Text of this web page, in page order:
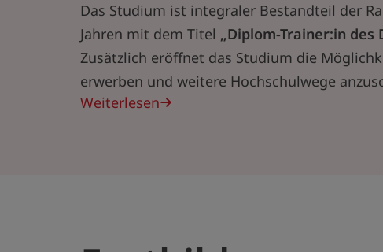
Das Studium ist integraler Bestandteil der
Jahren mit dem Titel „Diplom-Trainer:in des
Zusätzlich eröffnet das Studium die
erwerben und weitere Hochschulwege
Weiterlesen